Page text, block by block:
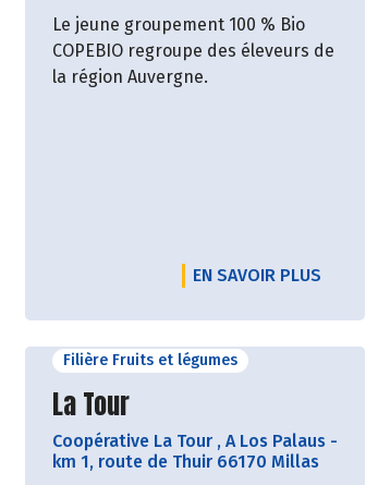
Le jeune groupement 100 % Bio
COPEBIO regroupe des éleveurs de
la région Auvergne.
EN SAVOIR PLUS
Filière Fruits et légumes
Découvrir le producteur
La Tour
Coopérative La Tour , A Los Palaus -
km 1, route de Thuir 66170 Millas